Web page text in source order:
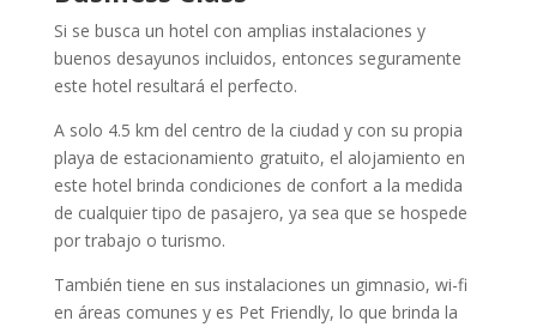
Si se busca un hotel con amplias instalaciones y
buenos desayunos incluidos, entonces seguramente
este hotel resultará el perfecto.
A solo 4.5 km del centro de la ciudad y con su propia
playa de estacionamiento gratuito, el alojamiento en
este hotel brinda condiciones de confort a la medida
de cualquier tipo de pasajero, ya sea que se hospede
por trabajo o turismo.
También tiene en sus instalaciones un gimnasio, wi-fi
en áreas comunes y es Pet Friendly, lo que brinda la